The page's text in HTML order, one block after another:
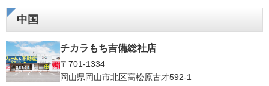
中国
チカラもち吉備総社店
〒701-1334
岡山県岡山市北区高松原古才592-1